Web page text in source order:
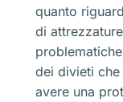
quanto
di
dei divieti
avere una